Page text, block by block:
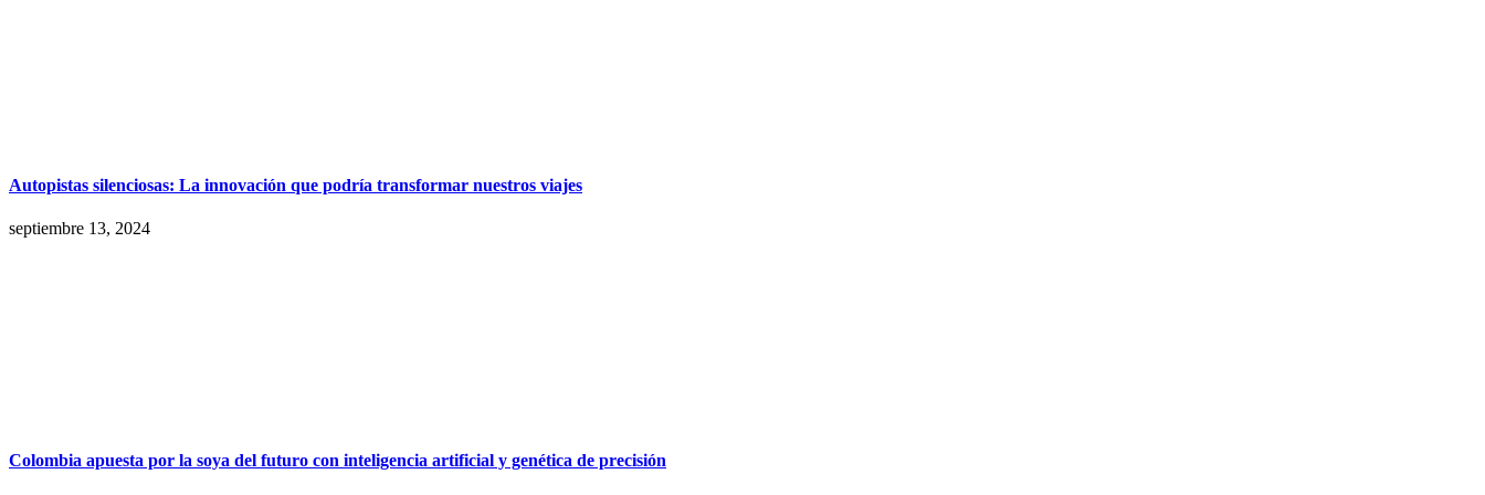
Autopistas silenciosas: La innovación que podría transformar nuestros viajes
septiembre 13, 2024
Colombia apuesta por la soya del futuro con inteligencia artificial y genética de precisión